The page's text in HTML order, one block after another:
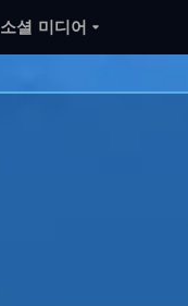
소셜 미디어